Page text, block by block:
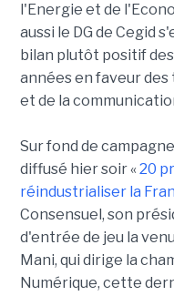
l'Energie et de
aussi le DG de Cegid
bilan plutôt positif
années en faveur
et de la
Sur fond de
diffusé hier soir «20
réindustrialiser la
Consensuel, son
d'entrée de jeu la
Mani, qui dirige la
Numérique, cette